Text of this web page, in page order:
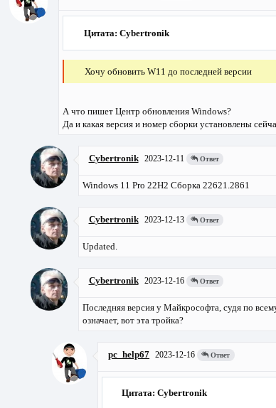
Цитата: Cybertronik
Хочу обновить W11 до последней версии
А что пишет Центр обновления Windows?
Да и какая версия и номер сборки установлены
Cybertronik 2023-12-11 Ответ
Windows 11 Pro 22H2 Сборка 22621.2861
Cybertronik 2023-12-13 Ответ
Updated.
Cybertronik 2023-12-16 Ответ
Последняя версия у Майкрософта, судя по
означает, вот эта тройка?
pc_help67 2023-12-16 Ответ
Цитата: Cybertronik